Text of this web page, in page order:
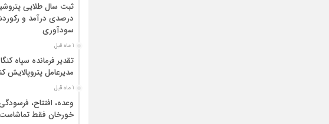
درصدی درآمد و
سودآوری
1 ماه قبل
تقدیر فرمانده سپاه
مدیرعامل پتروپالایش
1 ماه قبل
وعده، افتتاح،
خورخان فقط تماشاست